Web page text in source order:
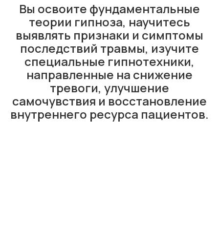
Вы освоите фундаментальные
теории гипноза, научитесь
выявлять признаки и симптомы
последствий травмы, изучите
специальные гипнотехники,
направленные на снижение
тревоги, улучшение
самочувствия и восстановление
внутреннего ресурса пациентов.